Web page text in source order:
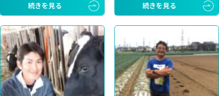
続きを見る
続きを見る